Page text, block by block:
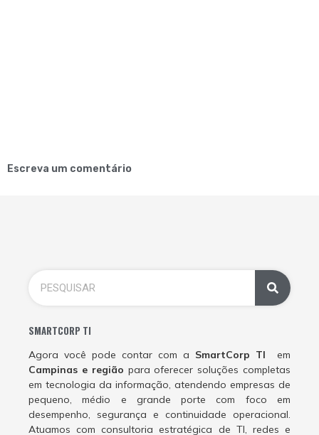
Escreva um comentário
SMARTCORP TI
Agora você pode contar com a SmartCorp TI em
Campinas e região para oferecer soluções completas
em tecnologia da informação, atendendo empresas de
pequeno, médio e grande porte com foco em
desempenho, segurança e continuidade operacional.
Atuamos com consultoria estratégica de TI, redes e